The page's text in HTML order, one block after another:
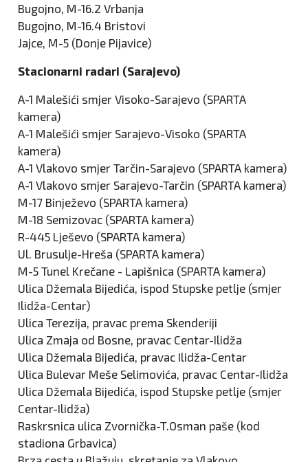
Bugojno, M-16.2 Vrbanja
Bugojno, M-16.4 Bristovi
Jajce, M-5 (Donje Pijavice)
Stacionarni radari (Sarajevo)
A-1 Malešići smjer Visoko-Sarajevo (SPARTA
kamera)
A-1 Malešići smjer Sarajevo-Visoko (SPARTA
kamera)
A-1 Vlakovo smjer Tarčin-Sarajevo (SPARTA kamera)
A-1 Vlakovo smjer Sarajevo-Tarčin (SPARTA kamera)
M-17 Binježevo (SPARTA kamera)
M-18 Semizovac (SPARTA kamera)
R-445 Lješevo (SPARTA kamera)
Ul. Brusulje-Hreša (SPARTA kamera)
M-5 Tunel Krečane - Lapišnica (SPARTA kamera)
Ulica Džemala Bijedića, ispod Stupske petlje (smjer
Ilidža-Centar)
Ulica Terezija, pravac prema Skenderiji
Ulica Zmaja od Bosne, pravac Centar-Ilidža
Ulica Džemala Bijedića, pravac Ilidža-Centar
Ulica Bulevar Meše Selimovića, pravac Centar-Ilidža
Ulica Džemala Bijedića, ispod Stupske petlje (smjer
Centar-Ilidža)
Raskrsnica ulica Zvornička-T.Osman paše (kod
stadiona Grbavica)